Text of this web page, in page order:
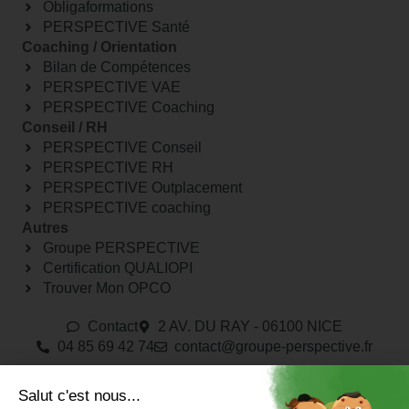
Obligaformations
PERSPECTIVE Santé
Coaching / Orientation
Bilan de Compétences
PERSPECTIVE VAE
PERSPECTIVE Coaching
Conseil / RH
PERSPECTIVE Conseil
PERSPECTIVE RH
PERSPECTIVE Outplacement
PERSPECTIVE coaching
Autres
Groupe PERSPECTIVE
Certification QUALIOPI
Trouver Mon OPCO
Contact
2 AV. DU RAY - 06100 NICE
04 85 69 42 74⁩
contact@groupe-perspective.fr
Faites carrière chez PERSPECTIVE
Salut c'est nous...